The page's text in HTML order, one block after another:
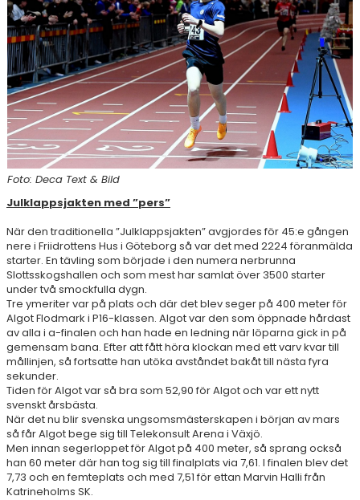
RESULTAT & STATISTIK
NIU BORÅS
MÅNADENS FRIIDROTTARE
Foto: Deca Text & Bild
Julklappsjakten med ”pers”
När den traditionella ”Julklappsjakten” avgjordes för 45:e gången
nere i Friidrottens Hus i Göteborg så var det med 2224 föranmälda
starter. En tävling som började i den numera nerbrunna
Slottsskogshallen och som mest har samlat över 3500 starter
under två smockfulla dygn.
Tre ymeriter var på plats och där det blev seger på 400 meter för
Algot Flodmark i P16-klassen. Algot var den som öppnade hårdast
av alla i a-finalen och han hade en ledning när löparna gick in på
gemensam bana. Efter att fått höra klockan med ett varv kvar till
mållinjen, så fortsatte han utöka avståndet bakåt till nästa fyra
sekunder.
Tiden för Algot var så bra som 52,90 för Algot och var ett nytt
svenskt årsbästa.
När det nu blir svenska ungsomsmästerskapen i början av mars
så får Algot bege sig till Telekonsult Arena i Växjö.
Men innan segerloppet för Algot på 400 meter, så sprang också
han 60 meter där han tog sig till finalplats via 7,61. I finalen blev det
7,73 och en femteplats och med 7,51 för ettan Marvin Halli från
Katrineholms SK.